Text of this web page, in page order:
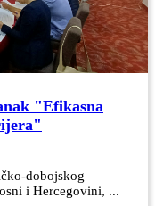
"Efikasna
dobojskog
i Hercegovini, ...